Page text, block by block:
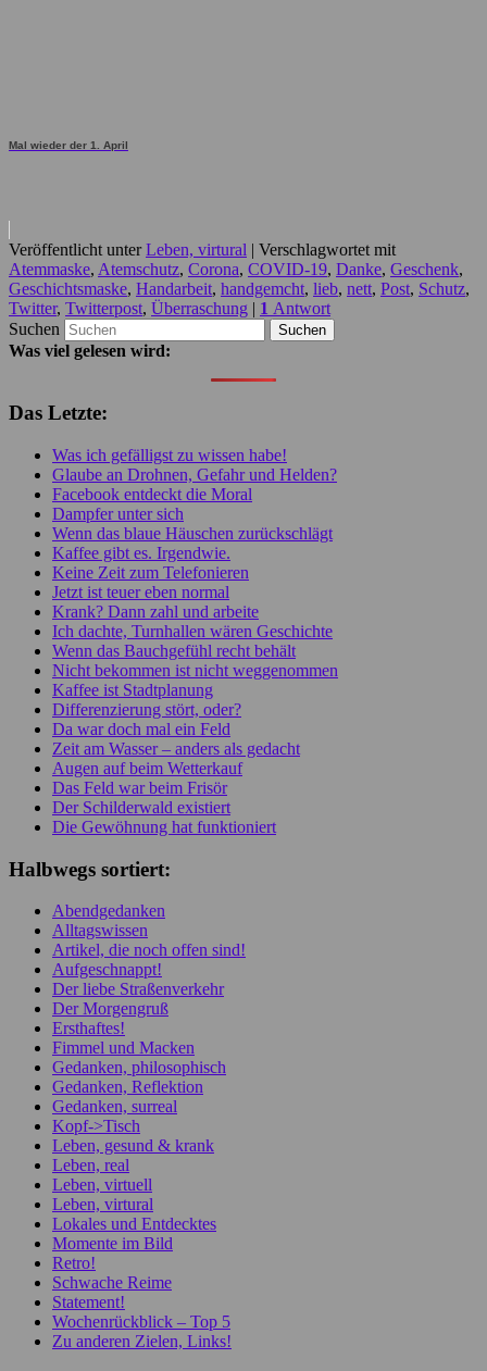
Mal wieder der 1. April
Veröffentlicht unter Leben, virtural | Verschlagwortet mit
Atemmaske, Atemschutz, Corona, COVID-19, Danke, Geschenk,
Geschichtsmaske, Handarbeit, handgemcht, lieb, nett, Post, Schutz,
Twitter, Twitterpost, Überraschung | 1 Antwort
Suchen
Was viel gelesen wird:
Das Letzte:
Was ich gefälligst zu wissen habe!
Glaube an Drohnen, Gefahr und Helden?
Facebook entdeckt die Moral
Dampfer unter sich
Wenn das blaue Häuschen zurückschlägt
Kaffee gibt es. Irgendwie.
Keine Zeit zum Telefonieren
Jetzt ist teuer eben normal
Krank? Dann zahl und arbeite
Ich dachte, Turnhallen wären Geschichte
Wenn das Bauchgefühl recht behält
Nicht bekommen ist nicht weggenommen
Kaffee ist Stadtplanung
Differenzierung stört, oder?
Da war doch mal ein Feld
Zeit am Wasser – anders als gedacht
Augen auf beim Wetterkauf
Das Feld war beim Frisör
Der Schilderwald existiert
Die Gewöhnung hat funktioniert
Halbwegs sortiert:
Abendgedanken
Alltagswissen
Artikel, die noch offen sind!
Aufgeschnappt!
Der liebe Straßenverkehr
Der Morgengruß
Ersthaftes!
Fimmel und Macken
Gedanken, philosophisch
Gedanken, Reflektion
Gedanken, surreal
Kopf->Tisch
Leben, gesund & krank
Leben, real
Leben, virtuell
Leben, virtural
Lokales und Entdecktes
Momente im Bild
Retro!
Schwache Reime
Statement!
Wochenrückblick – Top 5
Zu anderen Zielen, Links!